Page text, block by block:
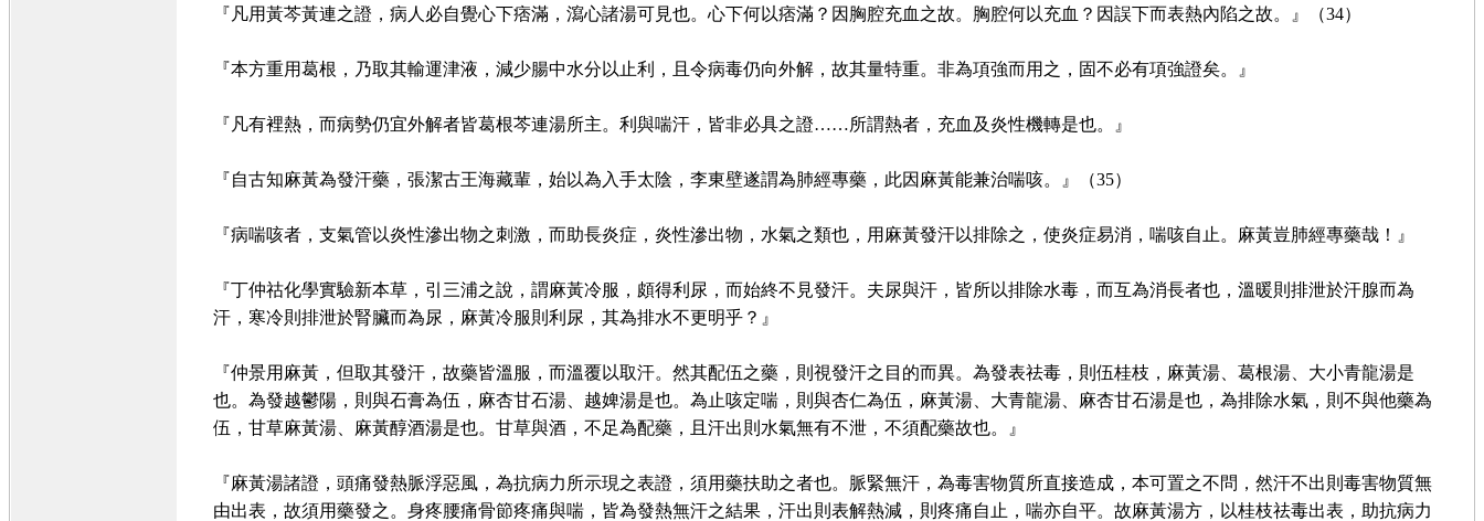
『凡用黃芩黃連之證，病人必自覺心下痞滿，瀉心諸湯可見也。心下何以痞滿？因胸腔充血之故。胸腔何以充血？因誤下而表熱內陷之故。』（34）
『本方重用葛根，乃取其輸運津液，減少腸中水分以止利，且令病毒仍向外解，故其量特重。非為項強而用之，固不必有項強證矣。』
『凡有裡熱，而病勢仍宜外解者皆葛根芩連湯所主。利與喘汗，皆非必具之證……所謂熱者，充血及炎性機轉是也。』
『自古知麻黃為發汗藥，張潔古王海藏輩，始以為入手太陰，李東壁遂謂為肺經專藥，此因麻黃能兼治喘咳。』（35）
『病喘咳者，支氣管以炎性滲出物之刺激，而助長炎症，炎性滲出物，水氣之類也，用麻黃發汗以排除之，使炎症易消，喘咳自止。麻黃豈肺經專藥哉！』
『丁仲祜化學實驗新本草，引三浦之說，謂麻黃冷服，頗得利尿，而始終不見發汗。夫尿與汗，皆所以排除水毒，而互為消長者也，溫暖則排泄於汗腺而為
汗，寒冷則排泄於腎臟而為尿，麻黃冷服則利尿，其為排水不更明乎？』
『仲景用麻黃，但取其發汗，故藥皆溫服，而溫覆以取汗。然其配伍之藥，則視發汗之目的而異。為發表祛毒，則伍桂枝，麻黃湯、葛根湯、大小青龍湯是
也。為發越鬱陽，則與石膏為伍，麻杏甘石湯、越婢湯是也。為止咳定喘，則與杏仁為伍，麻黃湯、大青龍湯、麻杏甘石湯是也，為排除水氣，則不與他藥為
伍，甘草麻黃湯、麻黃醇酒湯是也。甘草與酒，不足為配藥，且汗出則水氣無有不泄，不須配藥故也。』
『麻黃湯諸證，頭痛發熱脈浮惡風，為抗病力所示現之表證，須用藥扶助之者也。脈緊無汗，為毒害物質所直接造成，本可置之不問，然汗不出則毒害物質無
由出表，故須用藥發之。身疼腰痛骨節疼痛與喘，皆為發熱無汗之結果，汗出則表解熱減，則疼痛自止，喘亦自平。故麻黃湯方，以桂枝祛毒出表，助抗病力